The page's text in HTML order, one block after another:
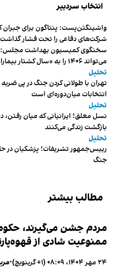
انتخاب سردبیر
واشینگتن‌پست: پنتاگون برای جبران
شرکت‌های دفاعی را تحت فشار گذاشت
سخنگوی کمیسیون بهداشت مجلس:
می‌تواند ۱۴۰۶ را به «سال کشتار بیماران» تبدیل کند
تحلیل
تهران با طولانی کردن جنگ در پی
انتخابات میان‌دوره‌ای است
تحلیل
نسل معلق؛ ایرانیانی که میان
بازگشت زندگی می‌کنند
تحلیل
رییس‌جمهور تشریفات؛ پزشکیان در
جنگ
مطالب بیشتر
مردم جشن می‌گیرند،
ممنوعیت شادی از
۲۴ مهر ۱۴۰۴، ۰۸:۰۹ (‎+۱ گرینویچ) •